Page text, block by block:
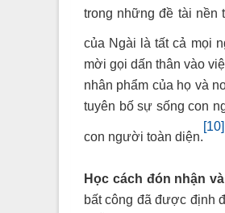
trong những đề tài nền
của Ngài là tất cả mọi
mời gọi dấn thân vào
nhân phẩm của họ và
tuyên bố sự sống con
con người toàn diện.
[10]
Học cách đón nhận
bất công đã được định